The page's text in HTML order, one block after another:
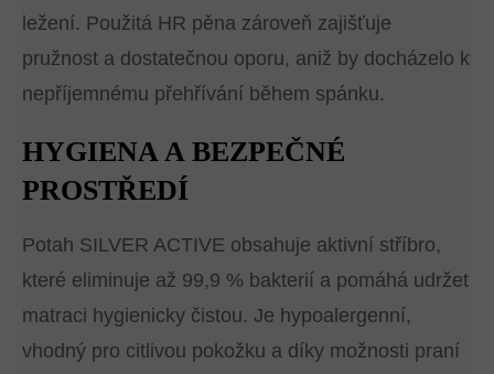
ležení. Použitá HR pěna zároveň zajišťuje
pružnost a dostatečnou oporu, aniž by docházelo k
nepříjemnému přehřívání během spánku.
HYGIENA A BEZPEČNÉ
PROSTŘEDÍ
Potah SILVER ACTIVE obsahuje aktivní stříbro,
které eliminuje až 99,9 % bakterií a pomáhá udržet
matraci hygienicky čistou. Je hypoalergenní,
vhodný pro citlivou pokožku a díky možnosti praní